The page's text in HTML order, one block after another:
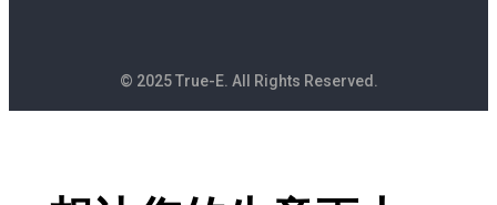
© 2025 True-E. All Rights Reserved.